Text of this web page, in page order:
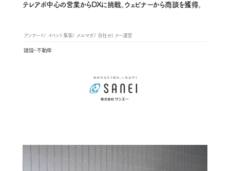
テレアポ中心の営業からDXに挑戦。ウェビナーから商談を獲得。
アンケート イベント集客 メルマガ 自社セミナー運営
建設・不動産